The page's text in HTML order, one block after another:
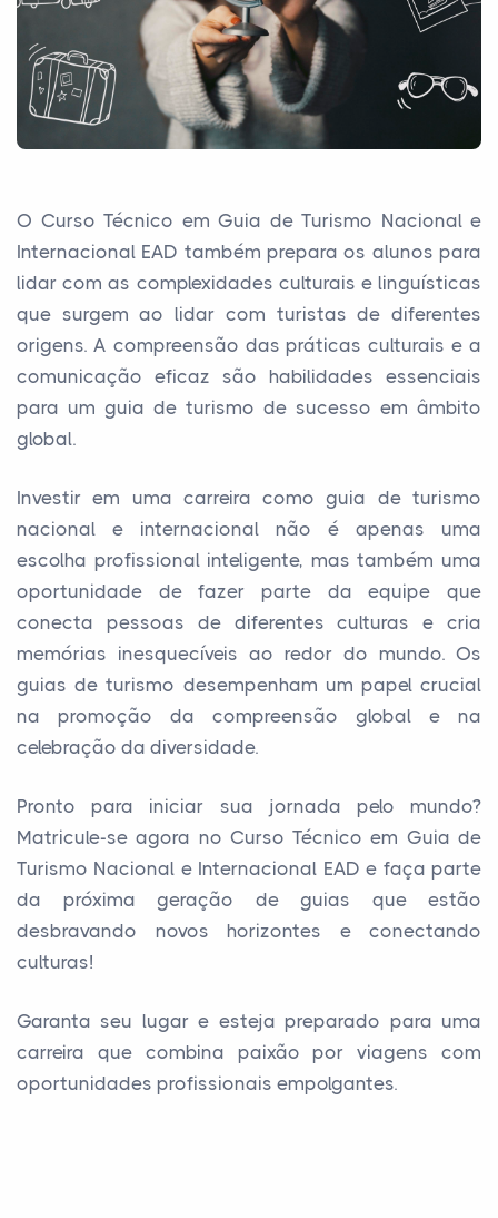
O Curso Técnico em Guia de Turismo Nacional e
Internacional EAD também prepara os alunos para
lidar com as complexidades culturais e linguísticas
que surgem ao lidar com turistas de diferentes
origens. A compreensão das práticas culturais e a
comunicação eficaz são habilidades essenciais
para um guia de turismo de sucesso em âmbito
global.
Investir em uma carreira como guia de turismo
nacional e internacional não é apenas uma
escolha profissional inteligente, mas também uma
oportunidade de fazer parte da equipe que
conecta pessoas de diferentes culturas e cria
memórias inesquecíveis ao redor do mundo. Os
guias de turismo desempenham um papel crucial
na promoção da compreensão global e na
celebração da diversidade.
Pronto para iniciar sua jornada pelo mundo?
Matricule-se agora no Curso Técnico em Guia de
Turismo Nacional e Internacional EAD e faça parte
da próxima geração de guias que estão
desbravando novos horizontes e conectando
culturas!
Garanta seu lugar e esteja preparado para uma
carreira que combina paixão por viagens com
oportunidades profissionais empolgantes.